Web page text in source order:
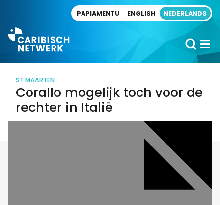
PAPIAMENTU ENGLISH NEDERLANDS
ST MAARTEN
Corallo mogelijk toch voor de
rechter in Italië